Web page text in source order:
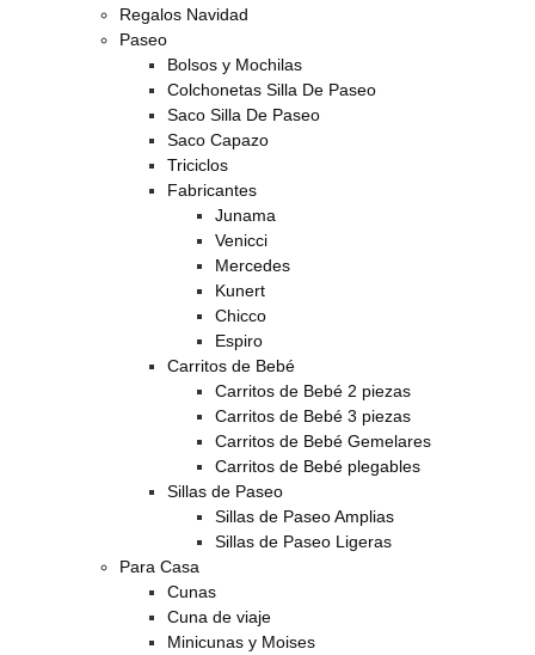
Regalos Navidad
Paseo
Bolsos y Mochilas
Colchonetas Silla De Paseo
Saco Silla De Paseo
Saco Capazo
Triciclos
Fabricantes
Junama
Venicci
Mercedes
Kunert
Chicco
Espiro
Carritos de Bebé
Carritos de Bebé 2 piezas
Carritos de Bebé 3 piezas
Carritos de Bebé Gemelares
Carritos de Bebé plegables
Sillas de Paseo
Sillas de Paseo Amplias
Sillas de Paseo Ligeras
Para Casa
Cunas
Cuna de viaje
Minicunas y Moises